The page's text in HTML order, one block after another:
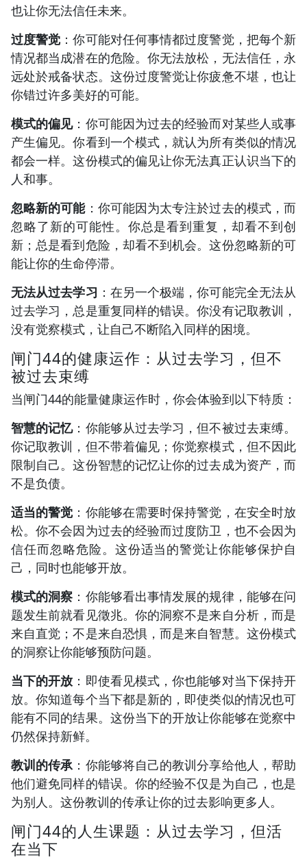
也让你无法信任未来。
过度警觉 ：你可能对任何事情都过度警觉，把每个新
情况都当成潜在的危险。你无法放松，无法信任，永
远处於戒备状态。这份过度警觉让你疲惫不堪，也让
你错过许多美好的可能。
模式的偏见：你可能因为过去的经验而对某些人或事
产生偏见。你看到一个模式，就认为所有类似的情况
都会一样。这份模式的偏见让你无法真正认识当下的
人和事。
忽略新的可能：你可能因为太专注於过去的模式，而
忽略了新的可能性。你总是看到重复，却看不到创
新；总是看到危险，却看不到机会。这份忽略新的可
能让你的生命停滞。
无法从过去学习 ：在另一个极端，你可能完全无法从
过去学习，总是重复同样的错误。你没有记取教训，
没有觉察模式，让自己不断陷入同样的困境。
闸门44的健康运作：从过去学习，但不
被过去束缚
当闸门44的能量健康运作时，你会体验到以下特质：
智慧的记忆：你能够从过去学习，但不被过去束缚。
你记取教训，但不带着偏见；你觉察模式，但不因此
限制自己。这份智慧的记忆让你的过去成为资产，而
不是负债。
适当的警觉 ：你能够在需要时保持警觉，在安全时放
松。你不会因为过去的经验而过度防卫，也不会因为
信任而忽略危险。这份适当的警觉让你能够保护自
己，同时也能够开放。
模式的洞察 ：你能够看出事情发展的规律，能够在问
题发生前就看见徵兆。你的洞察不是来自分析，而是
来自直觉；不是来自恐惧，而是来自智慧。这份模式
的洞察让你能够预防问题。
当下的开放 ：即使看见模式，你也能够对当下保持开
放。你知道每个当下都是新的，即使类似的情况也可
能有不同的结果。这份当下的开放让你能够在觉察中
仍然保持新鲜。
教训的传承：你能够将自己的教训分享给他人，帮助
他们避免同样的错误。你的经验不仅是为自己，也是
为别人。这份教训的传承让你的过去影响更多人。
闸门44的人生课题：从过去学习，但活
在当下